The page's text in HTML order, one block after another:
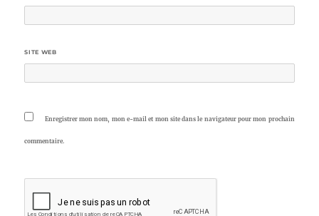
SITE WEB
Enregistrer mon nom, mon e-mail et mon site dans le navigateur pour mon prochain
commentaire.